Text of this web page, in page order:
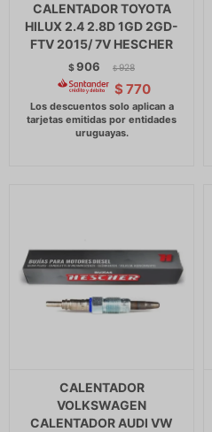
CALENTADOR TOYOTA
HILUX 2.4 2.8D 1GD 2GD-
FTV 2015/ 7V HESCHER
$906 $ 928
$ 770
CALENTADOR
VOLKSWAGEN
CALENTADOR AUDI VW